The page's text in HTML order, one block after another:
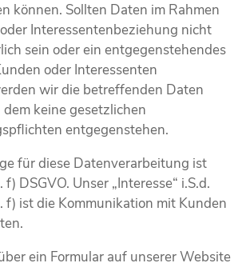
können. Sollten Daten im Rahmen
Interessentenbeziehung nicht
sein oder ein entgegenstehendes
oder Interessenten
wir die betreffenden Daten
keine gesetzlichen
entgegenstehen.
für diese Datenverarbeitung ist
DSGVO. Unser „Interesse“ i.S.d.
f) ist die Kommunikation mit Kunden
ein Formular auf unserer Website